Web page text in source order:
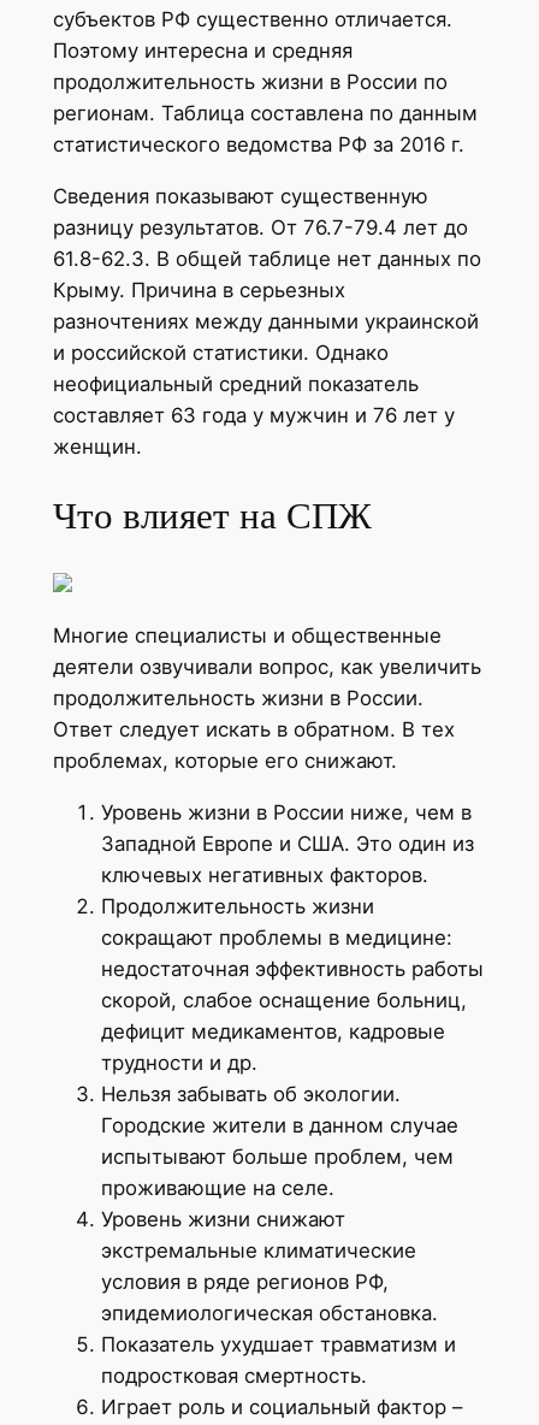
субъектов РФ существенно отличается.
Поэтому интересна и средняя
продолжительность жизни в России по
регионам. Таблица составлена по данным
статистического ведомства РФ за 2016 г.
Сведения показывают существенную
разницу результатов. От 76.7-79.4 лет до
61.8-62.3. В общей таблице нет данных по
Крыму. Причина в серьезных
разночтениях между данными украинской
и российской статистики. Однако
неофициальный средний показатель
составляет 63 года у мужчин и 76 лет у
женщин.
Что влияет на СПЖ
Многие специалисты и общественные
деятели озвучивали вопрос, как увеличить
продолжительность жизни в России.
Ответ следует искать в обратном. В тех
проблемах, которые его снижают.
Уровень жизни в России ниже, чем в
Западной Европе и США. Это один из
ключевых негативных факторов.
Продолжительность жизни
сокращают проблемы в медицине:
недостаточная эффективность работы
скорой, слабое оснащение больниц,
дефицит медикаментов, кадровые
трудности и др.
Нельзя забывать об экологии.
Городские жители в данном случае
испытывают больше проблем, чем
проживающие на селе.
Уровень жизни снижают
экстремальные климатические
условия в ряде регионов РФ,
эпидемиологическая обстановка.
Показатель ухудшает травматизм и
подростковая смертность.
Играет роль и социальный фактор –